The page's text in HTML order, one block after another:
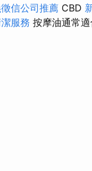
信公司推薦 CBD
服務 按摩油通常